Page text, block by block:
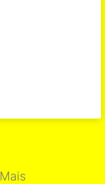
Mais